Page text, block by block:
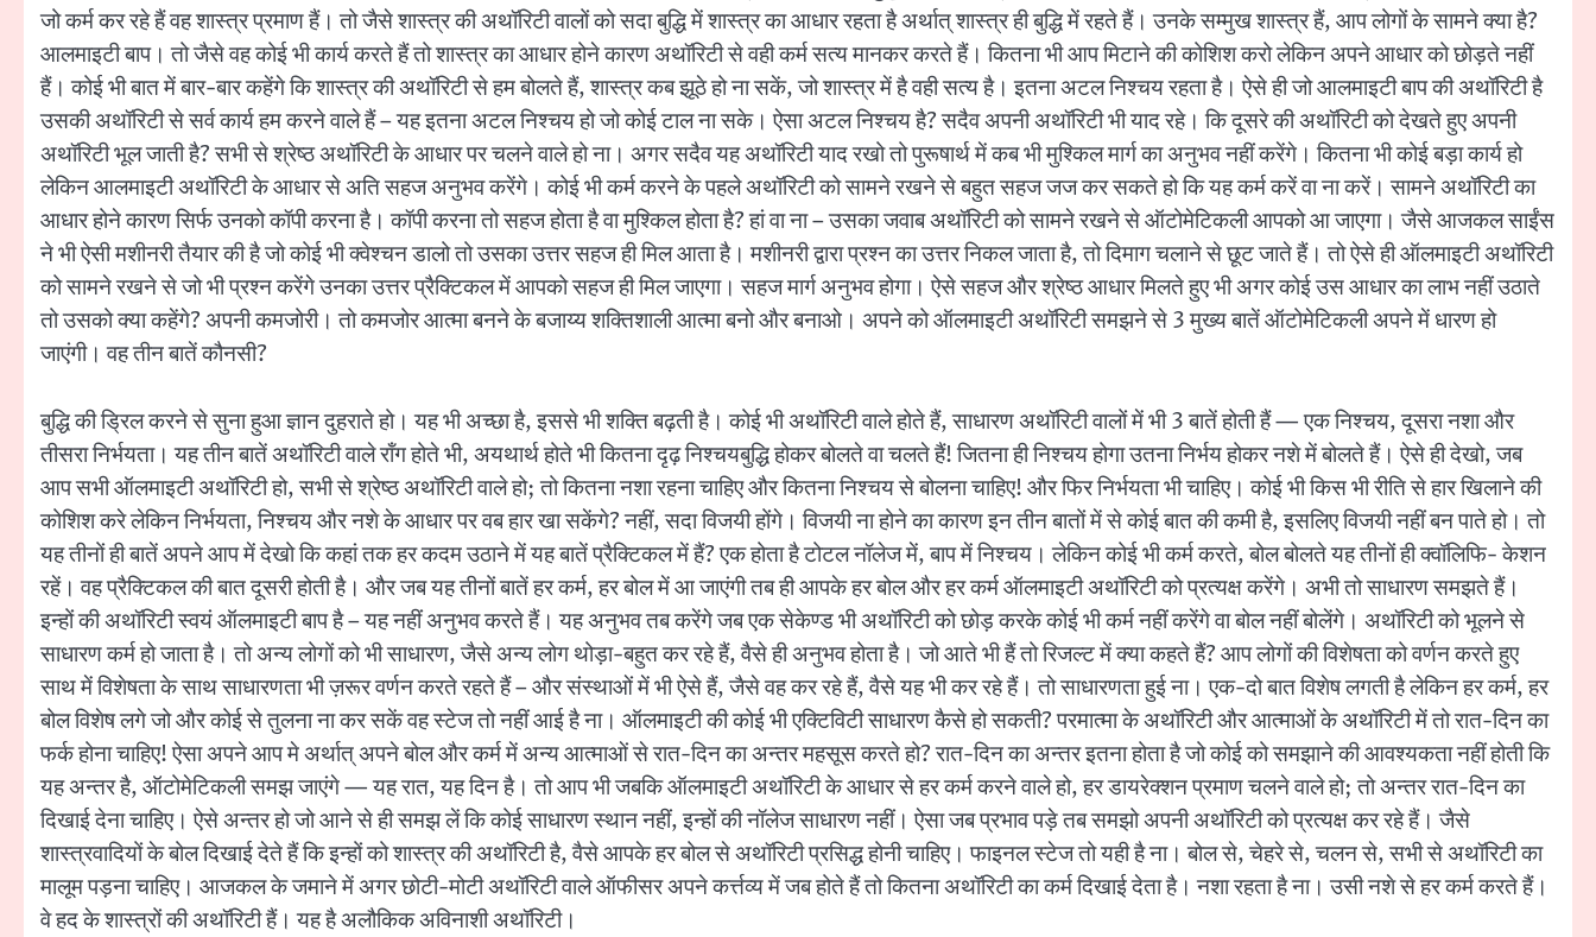
जो कर्म कर रहे हैं वह शास्त्र प्रमाण हैं। तो जैसे शास्त्र की अथॉरिटी वालों को सदा बुद्धि में शास्त्र का आधार रहता है अर्थात् शास्त्र ही बुद्धि में रहते हैं। उनके सम्मुख शास्त्र हैं, आप लोगों के सामने क्या है?
आलमाइटी बाप। तो जैसे वह कोई भी कार्य करते हैं तो शास्त्र का आधार होने कारण अथॉरिटी से वही कर्म सत्य मानकर करते हैं। कितना भी आप मिटाने की कोशिश करो लेकिन अपने आधार को छोड़ते नहीं
हैं। कोई भी बात में बार-बार कहेंगे कि शास्त्र की अथॉरिटी से हम बोलते हैं, शास्त्र कब झूठे हो ना सकें, जो शास्त्र में है वही सत्य है। इतना अटल निश्चय रहता है। ऐसे ही जो आलमाइटी बाप की अथॉरिटी है
उसकी अथॉरिटी से सर्व कार्य हम करने वाले हैं – यह इतना अटल निश्चय हो जो कोई टाल ना सके। ऐसा अटल निश्चय है? सदैव अपनी अथॉरिटी भी याद रहे। कि दूसरे की अथॉरिटी को देखते हुए अपनी
अथॉरिटी भूल जाती है? सभी से श्रेष्ठ अथॉरिटी के आधार पर चलने वाले हो ना। अगर सदैव यह अथॉरिटी याद रखो तो पुरूषार्थ में कब भी मुश्किल मार्ग का अनुभव नहीं करेंगे। कितना भी कोई बड़ा कार्य हो
लेकिन आलमाइटी अथॉरिटी के आधार से अति सहज अनुभव करेंगे। कोई भी कर्म करने के पहले अथॉरिटी को सामने रखने से बहुत सहज जज कर सकते हो कि यह कर्म करें वा ना करें। सामने अथॉरिटी का
आधार होने कारण सिर्फ उनको कॉपी करना है। कॉपी करना तो सहज होता है वा मुश्किल होता है? हां वा ना – उसका जवाब अथॉरिटी को सामने रखने से ऑटोमेटिकली आपको आ जाएगा। जैसे आजकल साईंस
ने भी ऐसी मशीनरी तैयार की है जो कोई भी क्वेश्चन डालो तो उसका उत्तर सहज ही मिल आता है। मशीनरी द्वारा प्रश्न का उत्तर निकल जाता है, तो दिमाग चलाने से छूट जाते हैं। तो ऐसे ही ऑलमाइटी अथॉरिटी
को सामने रखने से जो भी प्रश्न करेंगे उनका उत्तर प्रैक्टिकल में आपको सहज ही मिल जाएगा। सहज मार्ग अनुभव होगा। ऐसे सहज और श्रेष्ठ आधार मिलते हुए भी अगर कोई उस आधार का लाभ नहीं उठाते
तो उसको क्या कहेंगे? अपनी कमजोरी। तो कमजोर आत्मा बनने के बजाय्य शक्तिशाली आत्मा बनो और बनाओ। अपने को ऑलमाइटी अथॉरिटी समझने से 3 मुख्य बातें ऑटोमेटिकली अपने में धारण हो
जाएंगी। वह तीन बातें कौनसी?
बुद्धि की ड्रिल करने से सुना हुआ ज्ञान दुहराते हो। यह भी अच्छा है, इससे भी शक्ति बढ़ती है। कोई भी अथॉरिटी वाले होते हैं, साधारण अथॉरिटी वालों में भी 3 बातें होती हैं — एक निश्चय, दूसरा नशा और
तीसरा निर्भयता। यह तीन बातें अथॉरिटी वाले रॉंग होते भी, अयथार्थ होते भी कितना दृढ़ निश्चयबुद्धि होकर बोलते वा चलते हैं! जितना ही निश्चय होगा उतना निर्भय होकर नशे में बोलते हैं। ऐसे ही देखो, जब
आप सभी ऑलमाइटी अथॉरिटी हो, सभी से श्रेष्ठ अथॉरिटी वाले हो; तो कितना नशा रहना चाहिए और कितना निश्चय से बोलना चाहिए! और फिर निर्भयता भी चाहिए। कोई भी किस भी रीति से हार खिलाने की
कोशिश करे लेकिन निर्भयता, निश्चय और नशे के आधार पर वब हार खा सकेंगे? नहीं, सदा विजयी होंगे। विजयी ना होने का कारण इन तीन बातों में से कोई बात की कमी है, इसलिए विजयी नहीं बन पाते हो। तो
यह तीनों ही बातें अपने आप में देखो कि कहां तक हर कदम उठाने में यह बातें प्रैक्टिकल में हैं? एक होता है टोटल नॉलेज में, बाप में निश्चय। लेकिन कोई भी कर्म करते, बोल बोलते यह तीनों ही क्वॉलिफि- केशन
रहें। वह प्रैक्टिकल की बात दूसरी होती है। और जब यह तीनों बातें हर कर्म, हर बोल में आ जाएंगी तब ही आपके हर बोल और हर कर्म ऑलमाइटी अथॉरिटी को प्रत्यक्ष करेंगे। अभी तो साधारण समझते हैं।
इन्हों की अथॉरिटी स्वयं ऑलमाइटी बाप है – यह नहीं अनुभव करते हैं। यह अनुभव तब करेंगे जब एक सेकेण्ड भी अथॉरिटी को छोड़ करके कोई भी कर्म नहीं करेंगे वा बोल नहीं बोलेंगे। अथॉरिटी को भूलने से
साधारण कर्म हो जाता है। तो अन्य लोगों को भी साधारण, जैसे अन्य लोग थोड़ा-बहुत कर रहे हैं, वैसे ही अनुभव होता है। जो आते भी हैं तो रिजल्ट में क्या कहते हैं? आप लोगों की विशेषता को वर्णन करते हुए
साथ में विशेषता के साथ साधारणता भी ज़रूर वर्णन करते रहते हैं – और संस्थाओं में भी ऐसे हैं, जैसे वह कर रहे हैं, वैसे यह भी कर रहे हैं। तो साधारणता हुई ना। एक-दो बात विशेष लगती है लेकिन हर कर्म, हर
बोल विशेष लगे जो और कोई से तुलना ना कर सकें वह स्टेज तो नहीं आई है ना। ऑलमाइटी की कोई भी एक्टिविटी साधारण कैसे हो सकती? परमात्मा के अथॉरिटी और आत्माओं के अथॉरिटी में तो रात-दिन का
फर्क होना चाहिए! ऐसा अपने आप मे अर्थात् अपने बोल और कर्म में अन्य आत्माओं से रात-दिन का अन्तर महसूस करते हो? रात-दिन का अन्तर इतना होता है जो कोई को समझाने की आवश्यकता नहीं होती कि
यह अन्तर है, ऑटोमेटिकली समझ जाएंगे — यह रात, यह दिन है। तो आप भी जबकि ऑलमाइटी अथॉरिटी के आधार से हर कर्म करने वाले हो, हर डायरेक्शन प्रमाण चलने वाले हो; तो अन्तर रात-दिन का
दिखाई देना चाहिए। ऐसे अन्तर हो जो आने से ही समझ लें कि कोई साधारण स्थान नहीं, इन्हों की नॉलेज साधारण नहीं। ऐसा जब प्रभाव पड़े तब समझो अपनी अथॉरिटी को प्रत्यक्ष कर रहे हैं। जैसे
शास्त्रवादियों के बोल दिखाई देते हैं कि इन्हों को शास्त्र की अथॉरिटी है, वैसे आपके हर बोल से अथॉरिटी प्रसिद्ध होनी चाहिए। फाइनल स्टेज तो यही है ना। बोल से, चेहरे से, चलन से, सभी से अथॉरिटी का
मालूम पड़ना चाहिए। आजकल के जमाने में अगर छोटी-मोटी अथॉरिटी वाले ऑफीसर अपने कर्त्तव्य में जब होते हैं तो कितना अथॉरिटी का कर्म दिखाई देता है। नशा रहता है ना। उसी नशे से हर कर्म करते हैं।
वे हद के शास्त्रों की अथॉरिटी हैं। यह है अलौकिक अविनाशी अथॉरिटी।